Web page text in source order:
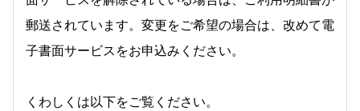
郵送されています。変更をご希望の場合は、改めて電
子書面サービスをお申込みください。
くわしくは以下をご覧ください。